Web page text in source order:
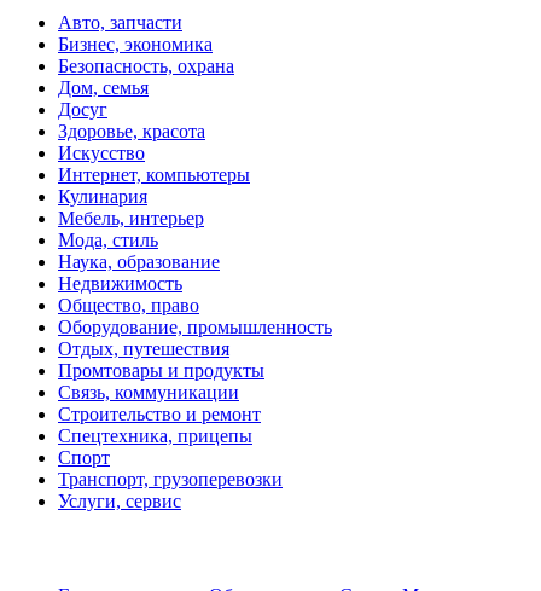
Авто, запчасти
Бизнес, экономика
Безопасность, охрана
Дом, семья
Досуг
Здоровье, красота
Искусство
Интернет, компьютеры
Кулинария
Мебель, интерьер
Мода, стиль
Наука, образование
Недвижимость
Общество, право
Оборудование, промышленность
Отдых, путешествия
Промтовары и продукты
Связь, коммуникации
Строительство и ремонт
Спецтехника, прицепы
Спорт
Транспорт, грузоперевозки
Услуги, сервис